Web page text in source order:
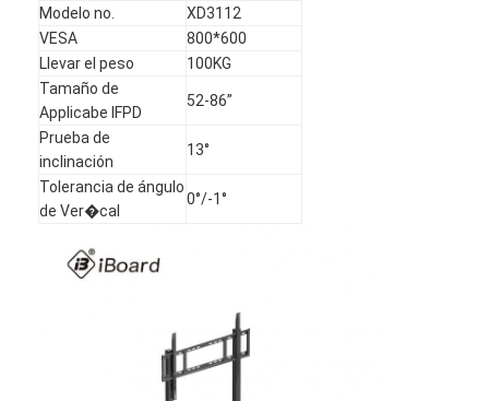
Modelo no.
XD3112
VESA
800*600
Llevar el peso
100KG
Tamaño de
Applicabe IFPD
52-86”
Prueba de
inclinación
13°
Tolerancia de ángulo
de Ver�cal
0°/-1°